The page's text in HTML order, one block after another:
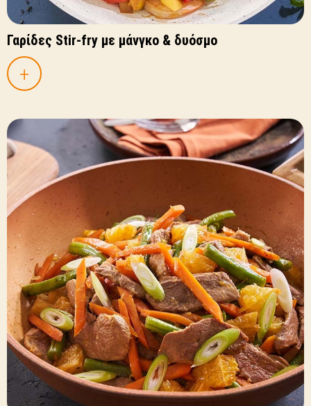
Γαρίδες Stir-fry με μάνγκο & δυόσμο
+